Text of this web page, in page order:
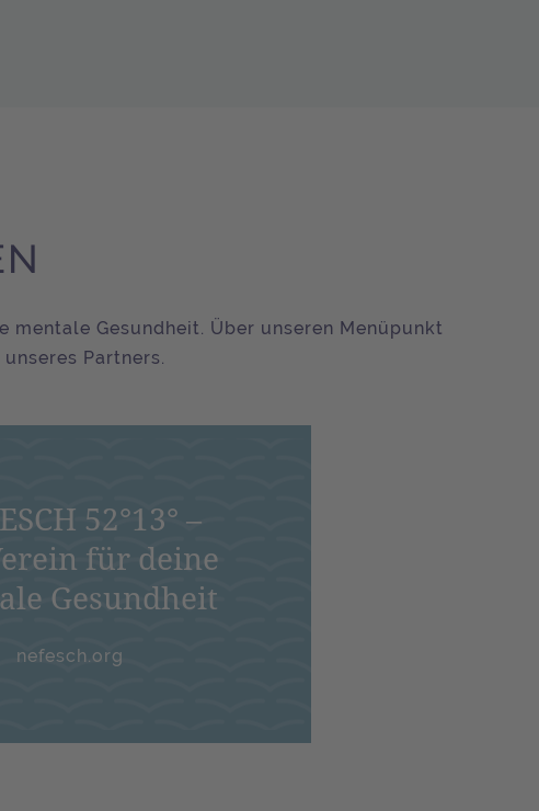
mentale Gesundheit. Über unseren Menüpunkt
Partners.
52°13° –
für deine
Gesundheit
nefesch.org